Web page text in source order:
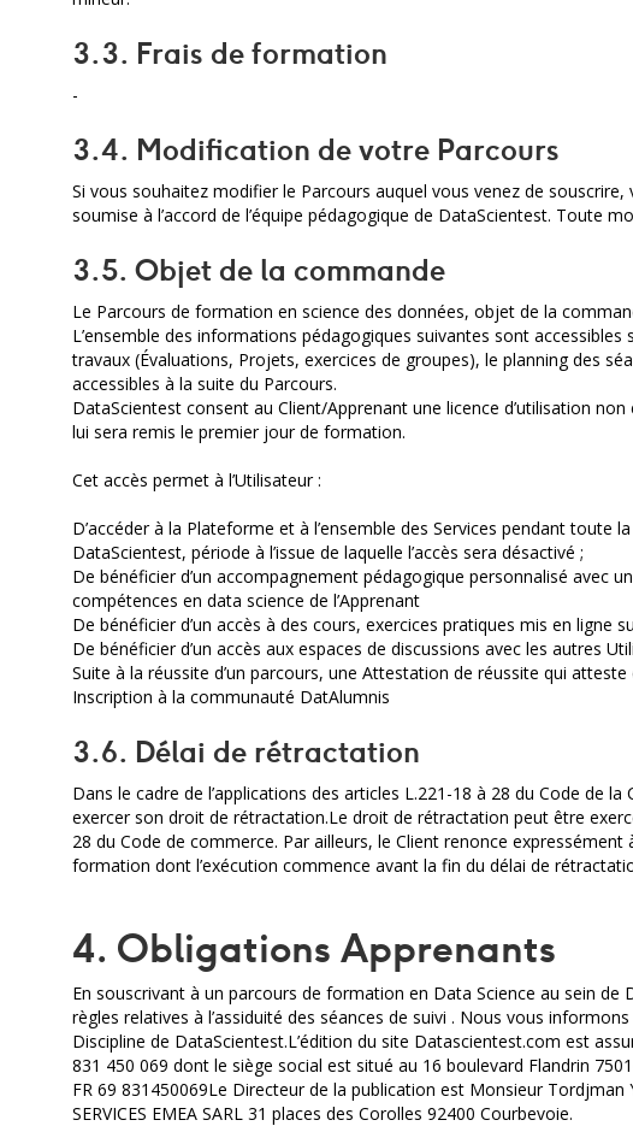
3.3. Frais de formation
-
3.4. Modification de votre Parcours
Si vous souhaitez modifier le Parcours auquel vous venez de
soumise à l’accord de l’équipe pédagogique de DataScientest.
3.5. Objet de la commande
Le Parcours de formation en science des données, objet de la
L’ensemble des informations pédagogiques suivantes sont
travaux (Évaluations, Projets, exercices de groupes), le planning des
accessibles à la suite du Parcours.
DataScientest consent au Client/Apprenant une licence d’utilisation
lui sera remis le premier jour de formation.
Cet accès permet à l’Utilisateur :
D’accéder à la Plateforme et à l’ensemble des Services pendant toute
DataScientest, période à l’issue de laquelle l’accès sera désactivé ;
De bénéficier d’un accompagnement pédagogique personnalisé avec
compétences en data science de l’Apprenant
De bénéficier d’un accès à des cours, exercices pratiques mis en ligne
De bénéficier d’un accès aux espaces de discussions avec les autres
Suite à la réussite d’un parcours, une Attestation de réussite qui
Inscription à la communauté DatAlumnis
3.6. Délai de rétractation
Dans le cadre de l’applications des articles L.221-18 à 28 du Code de
exercer son droit de rétractation.Le droit de rétractation peut être
28 du Code de commerce. Par ailleurs, le Client renonce
formation dont l’exécution commence avant la fin du délai de
4. Obligations Apprenants
En souscrivant à un parcours de formation en Data Science au sein
règles relatives à l’assiduité des séances de suivi . Nous vous
Discipline de DataScientest.L’édition du site Datascientest.com est
831 450 069 dont le siège social est situé au 16 boulevard Flandrin
FR 69 831450069Le Directeur de la publication est Monsieur Tordjman
SERVICES EMEA SARL 31 places des Corolles 92400 Courbevoie.